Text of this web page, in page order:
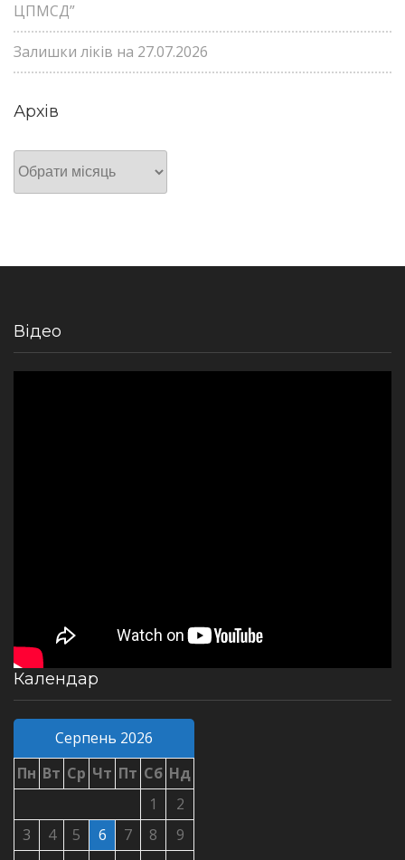
ЦПМСД”
Залишки ліків на 27.07.2026
Архів
Архів
Відео
Календар
Серпень 2026
Пн Вт Ср Чт Пт Сб Нд
1
2
3
4 5 6 7 8
9